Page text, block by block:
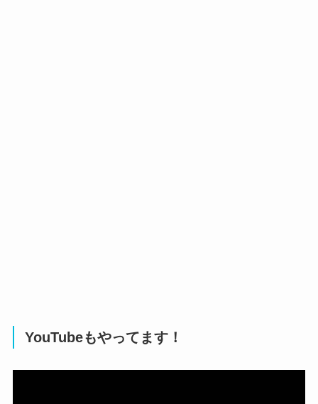
YouTubeもやってます！